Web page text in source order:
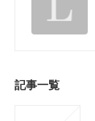
記事一覧